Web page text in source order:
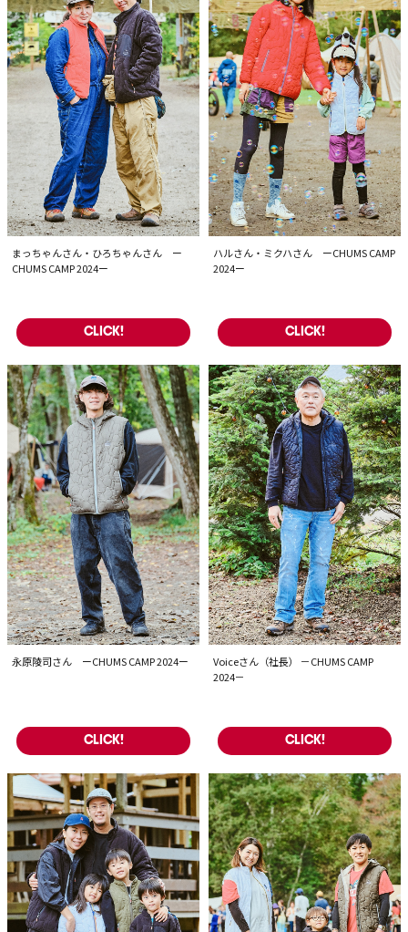
まっちゃんさん・ひろちゃんさん ー
CHUMS CAMP 2024ー
CLICK!
ハルさん・ミクハさん ーCHUMS CAMP
2024ー
CLICK!
永原陵司さん ーCHUMS CAMP 2024ー
CLICK!
Voiceさん（社長） －CHUMS CAMP
2024－
CLICK!